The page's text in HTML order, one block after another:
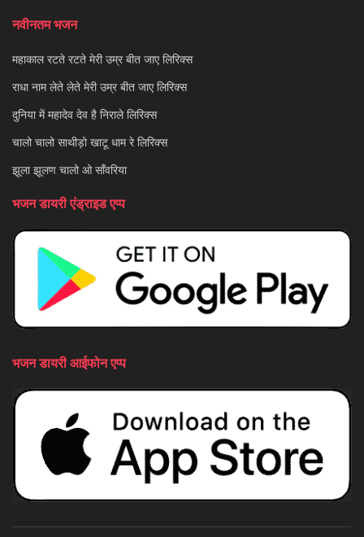
नवीनतम भजन
महाकाल रटते रटते मेरी उम्र बीत जाए लिरिक्स
राधा नाम लेते लेते मेरी उम्र बीत जाए लिरिक्स
दुनिया में महादेव देव है निराले लिरिक्स
चालो चालो साथीड़ो खाटू धाम रे लिरिक्स
झूला झूलण चालो ओ साँवरिया
भजन डायरी एंड्राइड एप्प
भजन डायरी आईफोन एप्प